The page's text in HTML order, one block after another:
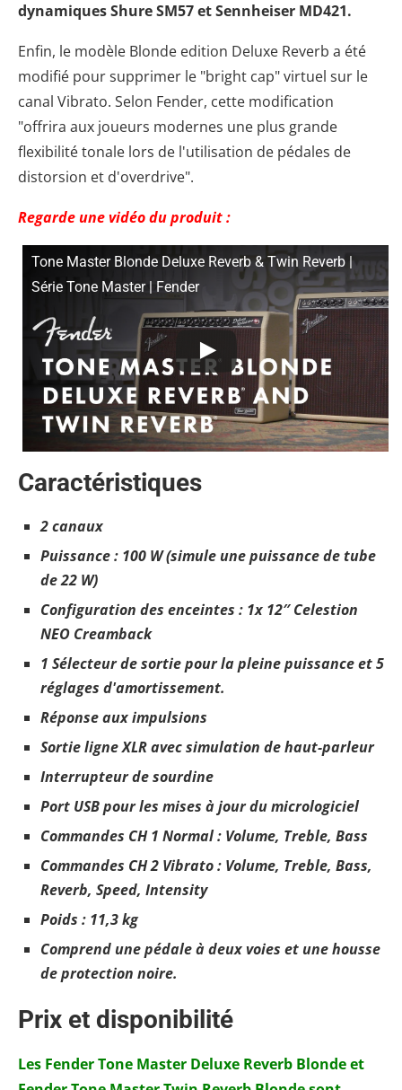
dynamiques Shure SM57 et Sennheiser MD421.
Enfin, le modèle Blonde edition Deluxe Reverb a été
modifié pour supprimer le "bright cap" virtuel sur le
canal Vibrato. Selon Fender, cette modification
"offrira aux joueurs modernes une plus grande
flexibilité tonale lors de l'utilisation de pédales de
distorsion et d'overdrive".
Regarde une vidéo du produit :
Tone Master Blonde Deluxe Reverb & Twin Reverb |
Série Tone Master | Fender
Caractéristiques
2 canaux
Puissance : 100 W (simule une puissance de tube
de 22 W)
Configuration des enceintes : 1x 12″ Celestion
NEO Creamback
1 Sélecteur de sortie pour la pleine puissance et 5
réglages d'amortissement.
Réponse aux impulsions
Sortie ligne XLR avec simulation de haut-parleur
Interrupteur de sourdine
Port USB pour les mises à jour du micrologiciel
Commandes CH 1 Normal : Volume, Treble, Bass
Commandes CH 2 Vibrato : Volume, Treble, Bass,
Reverb, Speed, Intensity
Poids : 11,3 kg
Comprend une pédale à deux voies et une housse
de protection noire.
Prix et disponibilité
Les Fender Tone Master Deluxe Reverb Blonde et